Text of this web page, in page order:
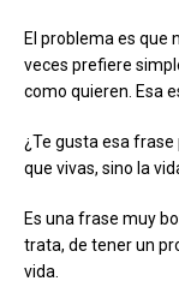
El problema es que
veces prefiere
como quieren. Esa
¿Te gusta esa
que vivas, sino la
Es una frase muy
trata, de tener un
vida.